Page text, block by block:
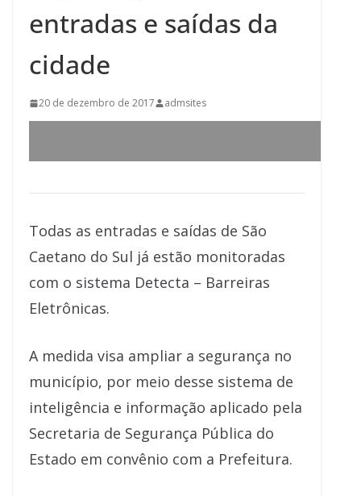
entradas e saídas da
cidade
20 de dezembro de 2017 admsites
Todas as entradas e saídas de São
Caetano do Sul já estão monitoradas
com o sistema Detecta – Barreiras
Eletrônicas.
A medida visa ampliar a segurança no
município, por meio desse sistema de
inteligência e informação aplicado pela
Secretaria de Segurança Pública do
Estado em convênio com a Prefeitura.